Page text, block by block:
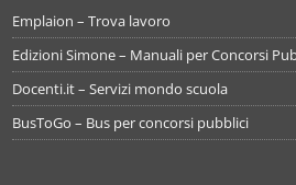
Emplaion – Trova lavoro
Edizioni Simone – Manuali per Concorsi
Docenti.it – Servizi mondo scuola
BusToGo – Bus per concorsi pubblici